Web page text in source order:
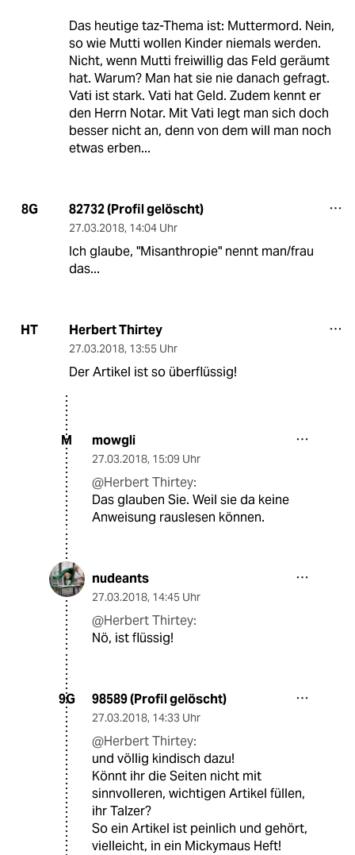
Das heutige taz-Thema ist: Muttermord. Nein,
so wie Mutti wollen Kinder niemals werden.
Nicht, wenn Mutti freiwillig das Feld geräumt
hat. Warum? Man hat sie nie danach gefragt.
Vati ist stark. Vati hat Geld. Zudem kennt er
den Herrn Notar. Mit Vati legt man sich doch
besser nicht an, denn von dem will man noch
etwas erben...
8G 82732 (Profil gelöscht)
27.03.2018, 14:04 Uhr
Ich glaube, "Misanthropie" nennt man/frau
das...
HT Herbert Thirtey
27.03.2018, 13:55 Uhr
Der Artikel ist so überflüssig!
M mowgli
27.03.2018, 15:09 Uhr
@Herbert Thirtey:
Das glauben Sie. Weil sie da keine
Anweisung rauslesen können.
nudeants
27.03.2018, 14:45 Uhr
@Herbert Thirtey:
Nö, ist flüssig!
9G 98589 (Profil gelöscht)
27.03.2018, 14:33 Uhr
@Herbert Thirtey:
und völlig kindisch dazu!
Könnt ihr die Seiten nicht mit
sinnvolleren, wichtigen Artikel füllen,
ihr Talzer?
So ein Artikel ist peinlich und gehört,
vielleicht, in ein Mickymaus Heft!